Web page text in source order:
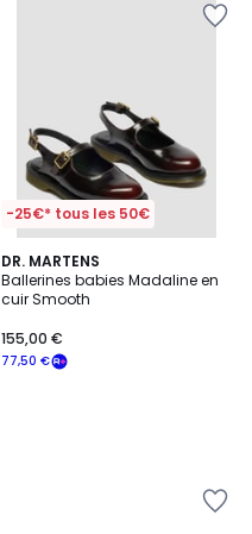
-25€* tous les 50€
DR. MARTENS
Ballerines babies Madaline en
cuir Smooth
77,50 €
155,00 €